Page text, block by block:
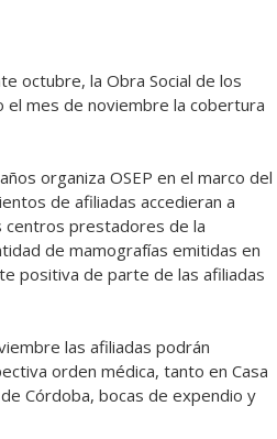
octubre, la Obra Social de los
el mes de noviembre la cobertura
organiza OSEP en el marco del
de afiliadas accedieran a
centros prestadores de la
de mamografías emitidas en
positiva de parte de las afiliadas
las afiliadas podrán
orden médica, tanto en Casa
Córdoba, bocas de expendio y